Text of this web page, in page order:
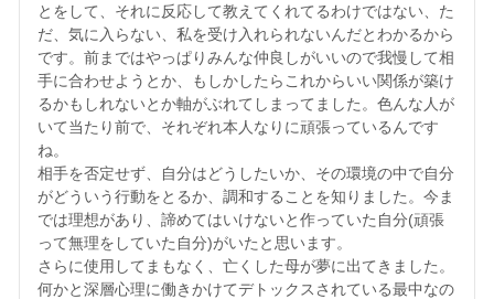
とをして、それに反応して教えてくれてるわけではない、た
だ、気に入らない、私を受け入れられないんだとわかるから
です。前まではやっぱりみんな仲良しがいいので我慢して相
手に合わせようとか、もしかしたらこれからいい関係が築け
るかもしれないとか軸がぶれてしまってました。色んな人が
いて当たり前で、それぞれ本人なりに頑張っているんです
ね。
相手を否定せず、自分はどうしたいか、その環境の中で自分
がどういう行動をとるか、調和することを知りました。今ま
では理想があり、諦めてはいけないと作っていた自分(頑張
って無理をしていた自分)がいたと思います。
さらに使用してまもなく、亡くした母が夢に出てきました。
何かと深層心理に働きかけてデトックスされている最中なの